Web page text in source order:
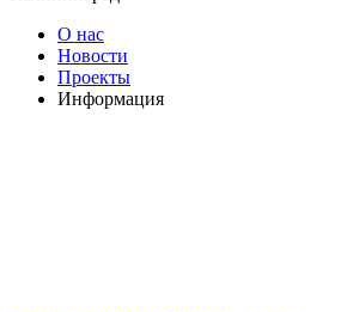
О нас
Новости
Проекты
Информация